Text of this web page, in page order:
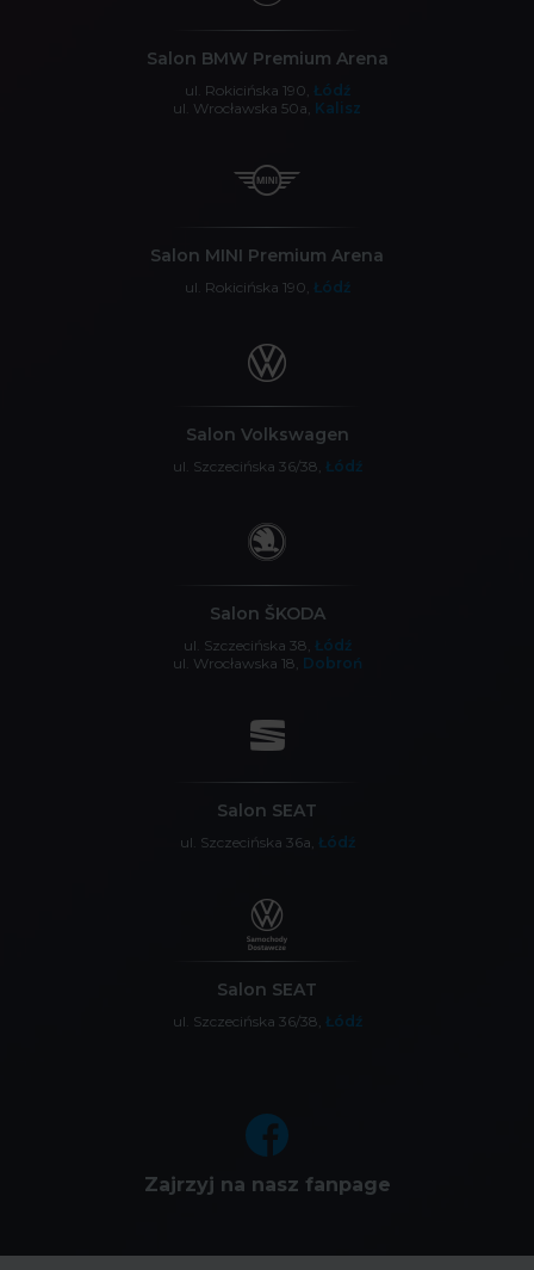
Salon BMW Premium Arena
ul. Rokicińska 190, Łódź
ul. Wrocławska 50a, Kalisz
Salon MINI Premium Arena
ul. Rokicińska 190, Łódź
Salon Volkswagen
ul. Szczecińska 36/38, Łódź
Salon ŠKODA
ul. Szczecińska 38, Łódź
ul. Wrocławska 18, Dobroń
Salon SEAT
ul. Szczecińska 36a, Łódź
Salon SEAT
ul. Szczecińska 36/38, Łódź
Zajrzyj na nasz fanpage